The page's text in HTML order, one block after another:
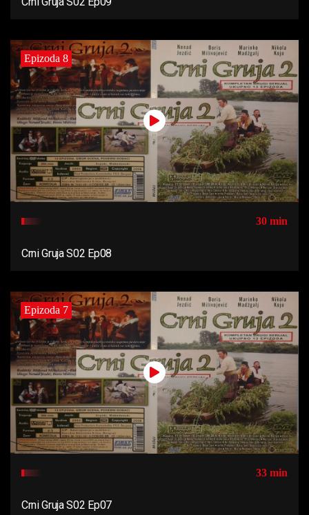
Epizoda 8
30 min
Crni Gruja S02 Ep08
Epizoda 7
33 min
Crni Gruja S02 Ep07